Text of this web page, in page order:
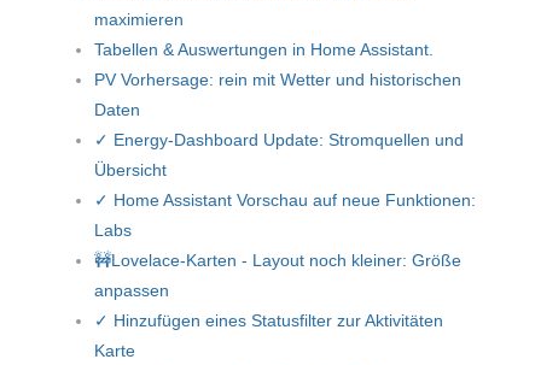
maximieren
Tabellen & Auswertungen in Home Assistant.
PV Vorhersage: rein mit Wetter und historischen
Daten
✓ Energy-Dashboard Update: Stromquellen und
Übersicht
✓ Home Assistant Vorschau auf neue Funktionen:
Labs
🚧Lovelace-Karten - Layout noch kleiner: Größe
anpassen
✓ Hinzufügen eines Statusfilter zur Aktivitäten
Karte